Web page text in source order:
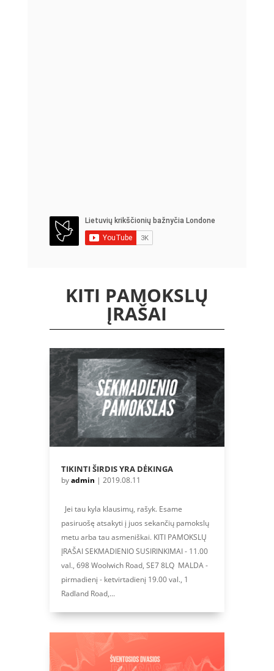
KITI PAMOKSLŲ
ĮRAŠAI
TIKINTI ŠIRDIS YRA DĖKINGA
byadmin | 2019.08.11
Jei tau kyla klausimų, rašyk. Esame
pasiruošę atsakyti į juos sekančių pamokslų
metu arba tau asmeniškai. KITI PAMOKSLŲ
ĮRAŠAI SEKMADIENIO SUSIRINKIMAI - 11.00
val., 698 Woolwich Road, SE7 8LQ MALDA -
pirmadienį - ketvirtadienį 19.00 val., 1
Radland Road,...